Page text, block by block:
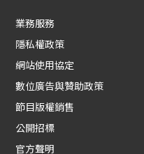
業務服務
隱私權政策
網站使用協定
數位廣告與贊助政策
節目版權銷售
公開招標
官方聲明